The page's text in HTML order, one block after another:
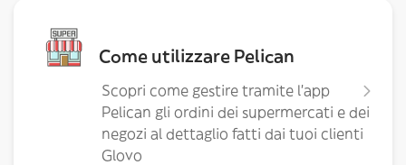
Come utilizzare Pelican
Scopri come gestire tramite l’app
Pelican gli ordini dei supermercati e dei
negozi al dettaglio fatti dai tuoi clienti
Glovo